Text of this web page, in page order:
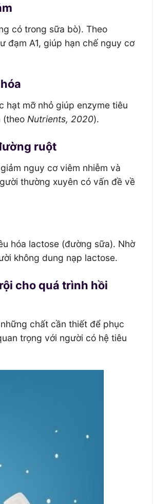
có trong sữa bò). Theo
đạm A1, giúp hạn chế nguy cơ
hạt mỡ nhỏ giúp enzyme tiêu
(theo Nutrients, 2020).
ruột
nguy cơ viêm nhiễm và
thường xuyên có vấn đề về
hóa lactose (đường sữa). Nhờ
không dung nạp lactose.
cho quá trình hồi
chất cần thiết để phục
trọng với người có hệ tiêu